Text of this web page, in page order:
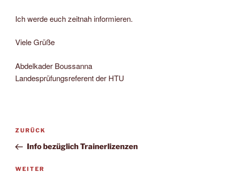
Ich werde euch zeitnah informieren.
Viele Grüße
Abdelkader Boussanna
Landesprüfungsreferent der HTU
Beitragsnavigation
Vorheriger
Beitrag
ZURÜCK
Info bezüglich Trainerlizenzen
Nächster
WEITER